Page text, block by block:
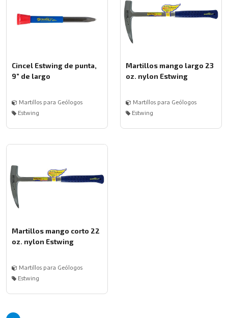
Cincel Estwing de punta,
9” de largo
Martillos para Geólogos
Estwing
Martillos mango largo 23
oz. nylon Estwing
Martillos para Geólogos
Estwing
Martillos mango corto 22
oz. nylon Estwing
Martillos para Geólogos
Estwing